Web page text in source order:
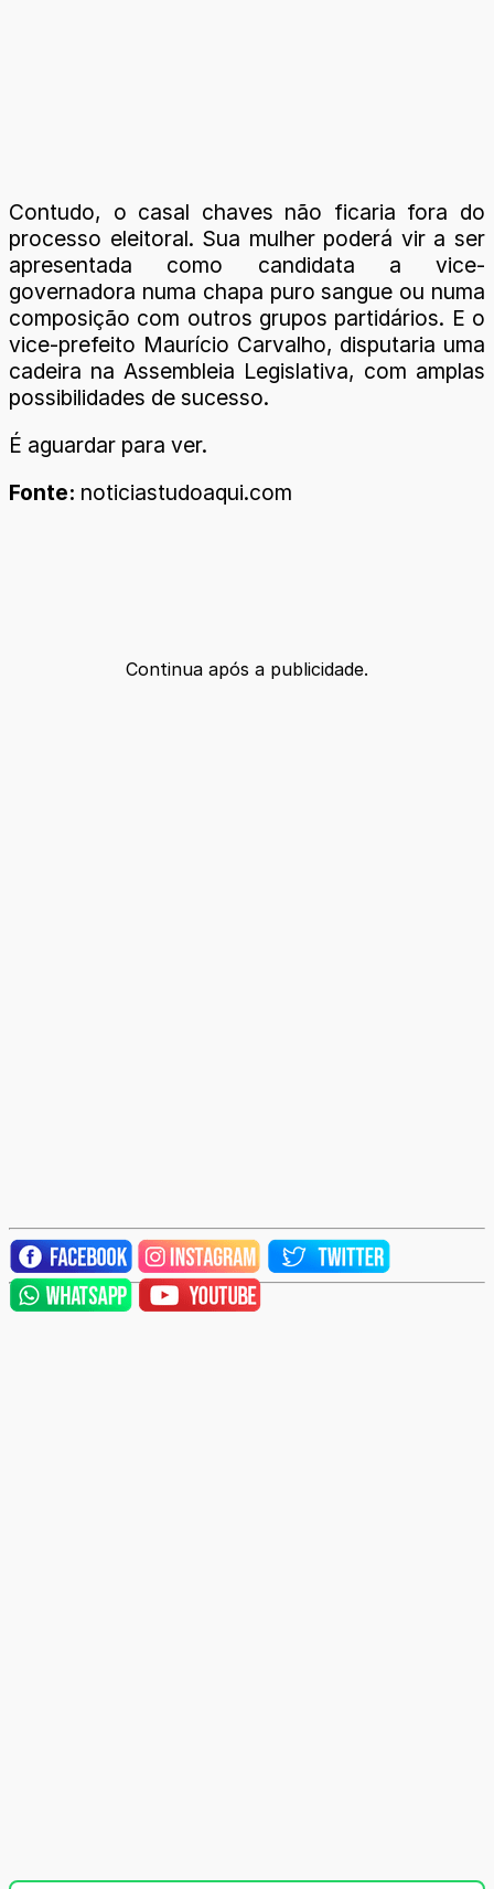
Contudo, o casal chaves não ficaria fora do
processo eleitoral. Sua mulher poderá vir a ser
apresentada como candidata a vice-
governadora numa chapa puro sangue ou numa
composição com outros grupos partidários. E o
vice-prefeito Maurício Carvalho, disputaria uma
cadeira na Assembleia Legislativa, com amplas
possibilidades de sucesso.
É aguardar para ver.
Fonte: noticiastudoaqui.com
Continua após a publicidade.